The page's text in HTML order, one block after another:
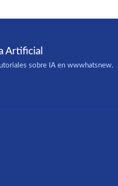
Artificial
sobre IA en wwwhatsnew.